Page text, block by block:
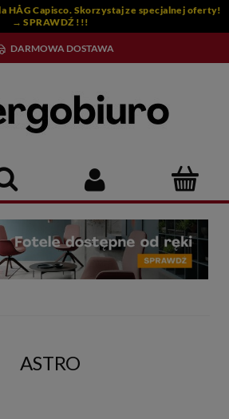
HÅG Capisco. Skorzystaj ze specjalnej oferty!
→ SPRAWDŹ !!!
DARMOWA DOSTAWA
ASTRO